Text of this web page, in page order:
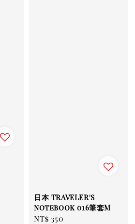
日本 TRAVELER'S
notebook 016筆套M
Regular
NT$ 350